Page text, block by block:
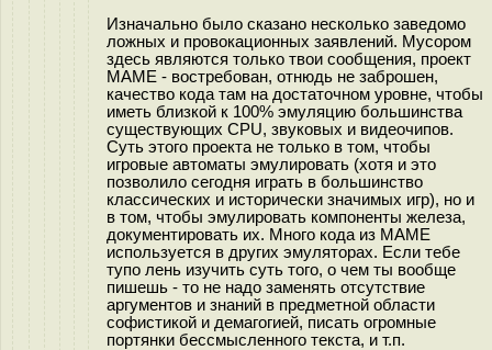
Изначально было сказано несколько заведомо
ложных и провокационных заявлений. Мусором
здесь являются только твои сообщения, проект
MAME - востребован, отнюдь не заброшен,
качество кода там на достаточном уровне, чтобы
иметь близкой к 100% эмуляцию большинства
существующих CPU, звуковых и видеочипов.
Суть этого проекта не только в том, чтобы
игровые автоматы эмулировать (хотя и это
позволило сегодня играть в большинство
классических и исторически значимых игр), но и
в том, чтобы эмулировать компоненты железа,
документировать их. Много кода из MAME
используется в других эмуляторах. Если тебе
тупо лень изучить суть того, о чем ты вообще
пишешь - то не надо заменять отсутствие
аргументов и знаний в предметной области
софистикой и демагогией, писать огромные
портянки бессмысленного текста, и т.п.